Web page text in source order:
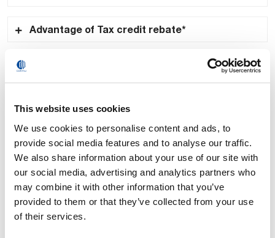
This website uses cookies
We use cookies to personalise content and ads, to
provide social media features and to analyse our traffic.
We also share information about your use of our site with
our social media, advertising and analytics partners who
may combine it with other information that you’ve
provided to them or that they’ve collected from your use
of their services.
Prévention des pannes
Advantage of Tax credit rebate*
*Selon les législations locales pour l’introduction